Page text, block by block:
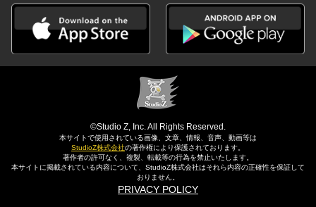
©Studio Z, Inc. All Rights Reserved.
本サイトで使用されている画像、文章、情報、音声、動画等は
StudioZ株式会社の著作権により保護されております。
著作者の許可なく、複製、転載等の行為を禁止いたします。
本サイトに掲載されている内容について、StudioZ株式会社はそれら内容の正確性を保証して
おりません。
PRIVACY POLICY